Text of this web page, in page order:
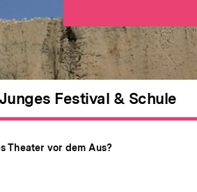
Junges Festival & Schule
Theater vor dem Aus?